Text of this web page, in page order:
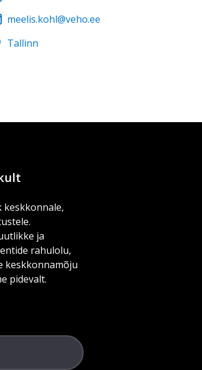
meelis.kohl@veho.ee
Tallinn
keskkonnale,
ja
rahulolu,
keskkonnamõju
pidevalt.